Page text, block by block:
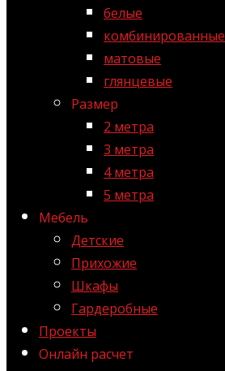
белые
комбинированные
матовые
глянцевые
Размер
2 метра
3 метра
4 метра
5 метра
Мебель
Детские
Прихожие
Шкафы
Гардеробные
Проекты
Онлайн расчет